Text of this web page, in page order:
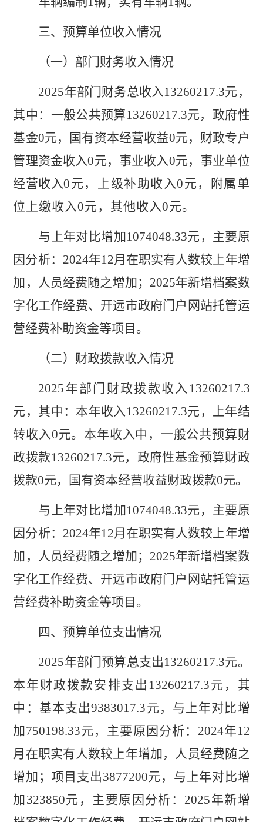
三、预算单位收入情况
（一）部门财务收入情况
2025年部门财务总收入1 3260217.3元，
其中：一般公共预算1 3260217.3元，政府性
基金0元，国有资本经营收益0元， 财政专户
管理资金收入0元， 事业收入0元， 事业单位
经营收入0元，上级补助收入0元，附属单
位上缴收入0元， 其他收入0元。
与上年对比增加1074048.33元，主要原
因分析： 2024年12月在职实有人数较上年增
加，人员经费随之增加； 2025年新增档案数
字化工作经费、开远市政府门户网站托管运
营经费补助资金等项目 。
（二）财政拨款收入情况
2025 年部门财政拨款收入 1 3260217.3
元，其中 ： 本年收入 1 3260217.3元 ，上年结
转收入0元。本年收入中，一般公共预算财
政拨款1 3260217.3元，政府性基金预算财政
拨款0元，国有资本经营收益财政拨款0元。
与上年对比增加1074048.33元，主要原
因分析： 2024年12月在职实有人数较上年增
加，人员经费随之增加； 2025年新增档案数
字化工作经费、开远市政府门户网站托管运
营经费补助资金等项目 。
四、预算单位支出情况
2025年部门预算总支出13260217.3元。
本年财政拨款安排支出 13260217.3元，其
中：基本支出9383017.3元，与上年对比增
加750198.33元，主要原因分析： 2024年12
月在职实有人数较上年增加，人员经费随之
增加； 项目支出3877200元，与上年对比增
加323850元， 主要原因 分析 ： 2025年新增